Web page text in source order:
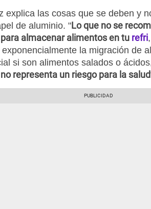
explica las cosas que se deben y
de aluminio. "Lo que no se
almacenar alimentos en tu refri
la migración de
si son alimentos salados o
representa un riesgo para la salud